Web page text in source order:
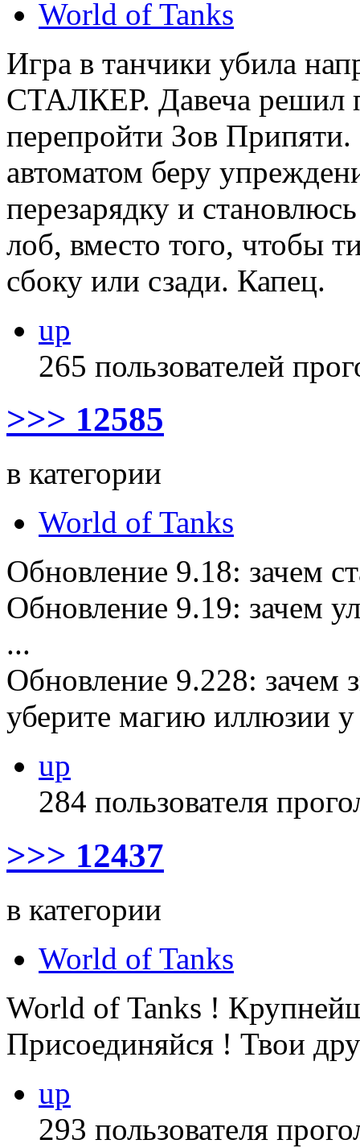
World of Tanks
Игра в танчики убила
СТАЛКЕР. Давеча решил
перепройти Зов
автоматом беру
перезарядку и
лоб, вместо того, чтобы
сбоку или сзади. Капец.
up
265 пользователей
>>> 12585
в категории
World of Tanks
Обновление 9.18: зачем
Обновление 9.19: зачем
...
Обновление 9.228: зачем
уберите магию иллюзии у
up
284 пользователя
>>> 12437
в категории
World of Tanks
World of Tanks !
Присоединяйся ! Твои
up
293 пользователя